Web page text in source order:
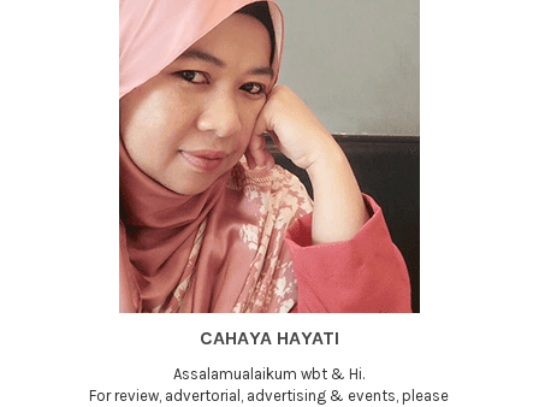
CAHAYA HAYATI
Assalamualaikum wbt & Hi.
For review, advertorial, advertising & events, please